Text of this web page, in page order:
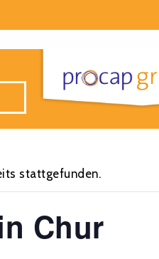
stattgefunden.
Chur